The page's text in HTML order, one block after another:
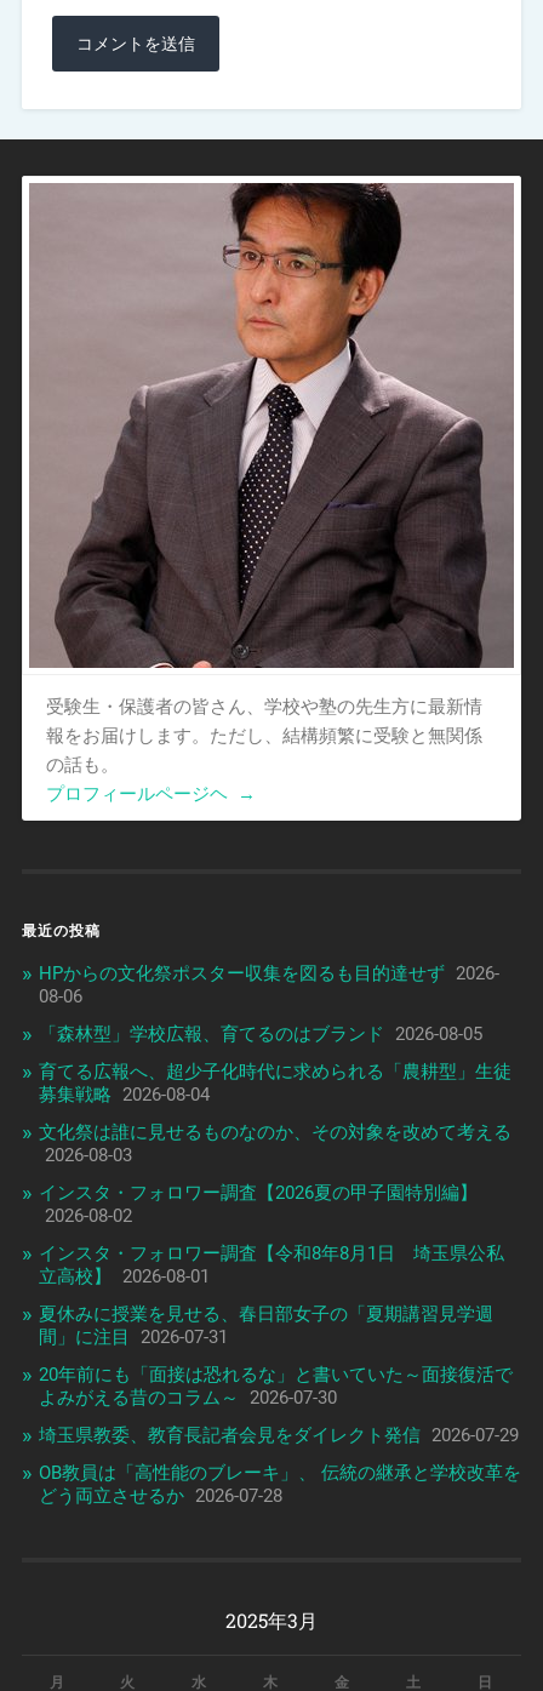
受験生・保護者の皆さん、学校や塾の先生方に最新情
報をお届けします。ただし、結構頻繁に受験と無関係
の話も。
プロフィールページヘ
→
最近の投稿
HPからの文化祭ポスター収集を図るも目的達せず 2026-
08-06
「森林型」学校広報、育てるのはブランド
2026-08-05
育てる広報へ、超少子化時代に求められる「農耕型」生徒
募集戦略
2026-08-04
文化祭は誰に見せるものなのか、その対象を改めて考える
2026-08-03
インスタ・フォロワー調査【2026夏の甲子園特別編】
2026-08-02
インスタ・フォロワー調査【令和8年8月1日 埼玉県公私
立高校】
2026-08-01
夏休みに授業を見せる、春日部女子の「夏期講習見学週
間」に注目
2026-07-31
20年前にも「面接は恐れるな」と書いていた～面接復活で
よみがえる昔のコラム～
2026-07-30
埼玉県教委、教育長記者会見をダイレクト発信 2026-07-29
OB教員は「高性能のブレーキ」、 伝統の継承と学校改革を
どう両立させるか 2026-07-28
2025年3月
月 火 水 木 金 土 日